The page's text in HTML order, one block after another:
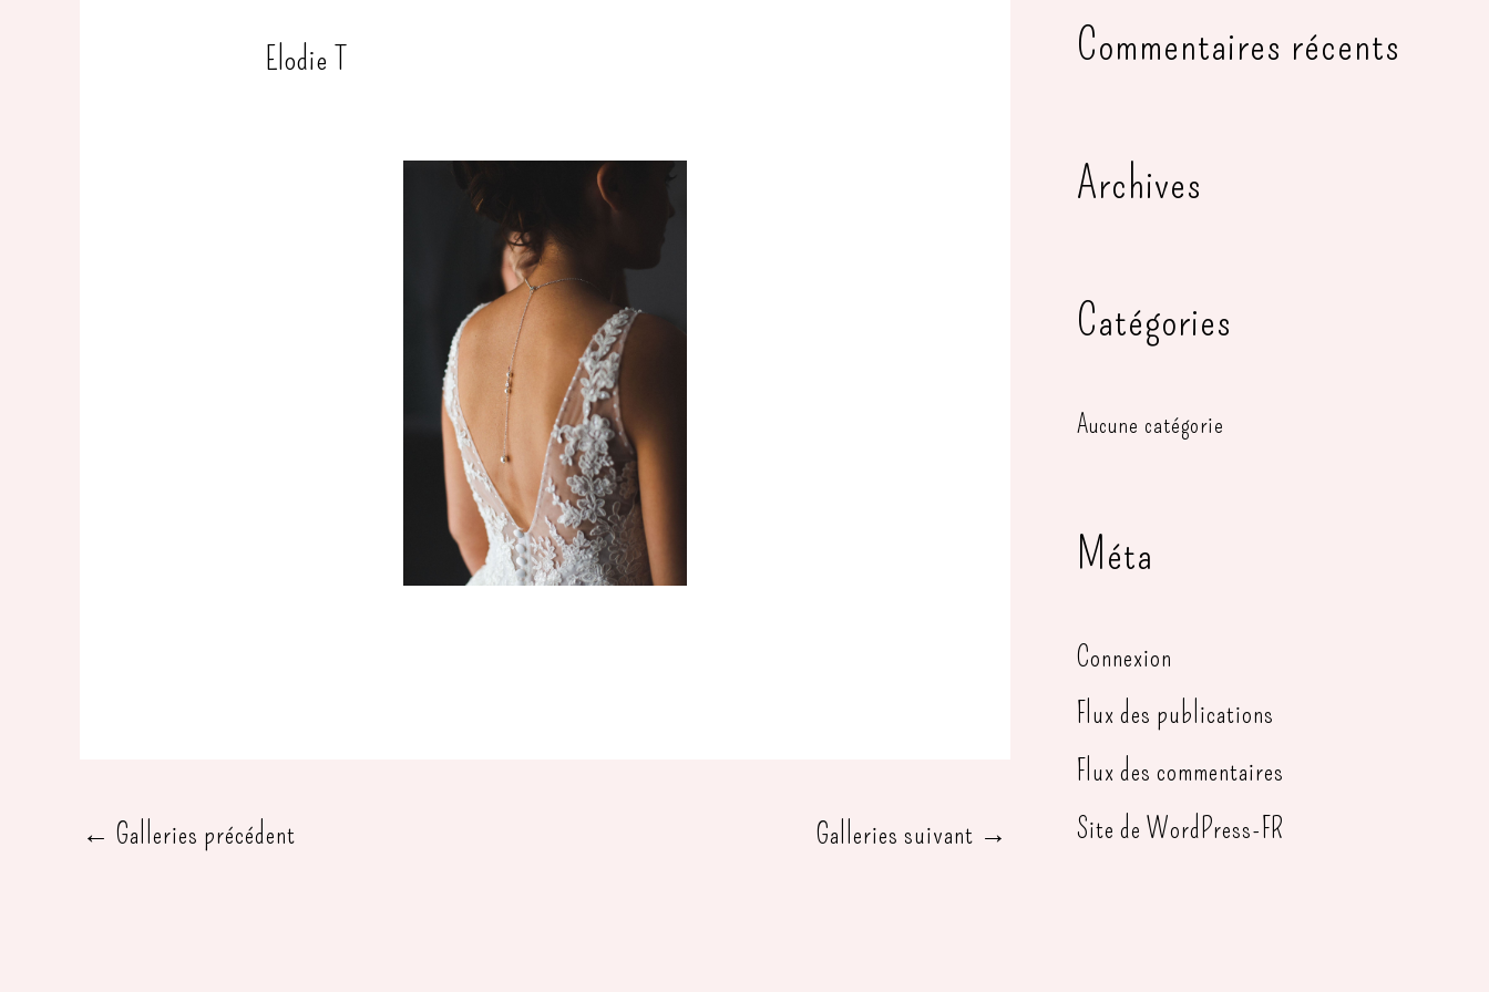
Elodie T
← Galleries précédent Galleries suivant →
c
r
e
Commentaires récents
Archives
Catégories
Aucune catégorie
Méta
Connexion
Flux des publications
Flux des commentaires
Site de WordPress-FR